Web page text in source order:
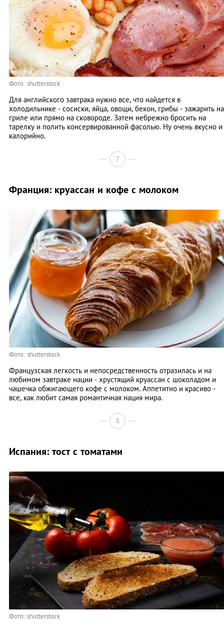
Фото: shutterstock
Для английского завтрака нужно все, что найдется в
холодильнике - сосиски, яйца, овощи, бекон, грибы - зажарить на
гриле или прямо на сковороде. Затем небрежно бросить на
тарелку и полить консервированной фасолью. Ну очень вкусно и
калорийно.
7
Франция: круассан и кофе с молоком
Фото: shutterstock
Французская легкость и непосредственность отразилась и на
любимом завтраке нации - хрустящий круассан с шоколадом и
чашечка обжигающего кофе с молоком. Аппетитно и красиво -
все, как любит самая романтичная нация мира.
8
Испания: тост с томатами
Фото: shutterstock